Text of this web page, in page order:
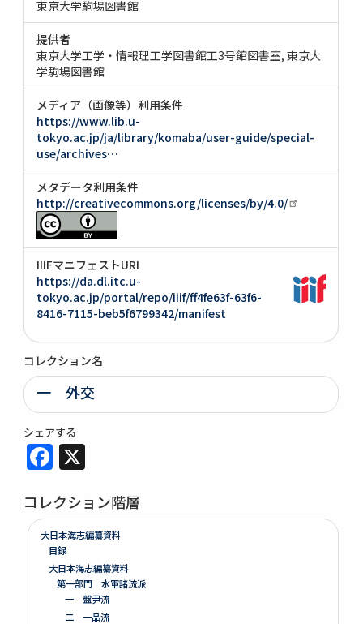
東京大学駒場図書館
提供者
東京大学工学・情報理工学図書館工3号館図書室 東京大
学駒場図書館
メディア（画像等）利用条件
https://www.lib.u-
tokyo.ac.jp/ja/library/komaba/user-guide/special-
use/archives…
メタデータ利用条件
http://creativecommons.org/licenses/by/4.0/
IIIFマニフェストURI
https://da.dl.itc.u-
tokyo.ac.jp/portal/repo/iiif/ff4fe63f-63f6-
8416-7115-beb5f6799342/manifest
コレクション名
一 外交
シェアする
Facebook
コレクション階層
大日本海志編纂資料
目録
大日本海志編纂資料
第一部門 水軍諸流派
一 盤尹流
二 一品流